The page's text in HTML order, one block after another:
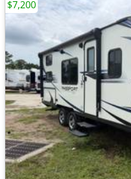
$7,200